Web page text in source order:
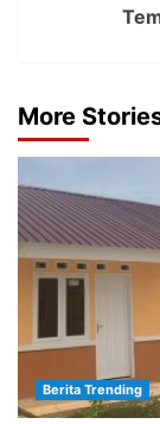
More
Berita Trending